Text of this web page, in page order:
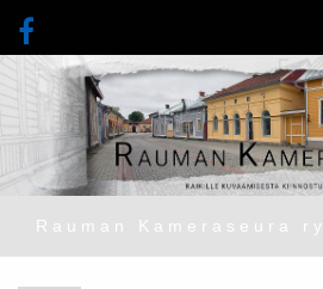
Rauman Kameraseura ry